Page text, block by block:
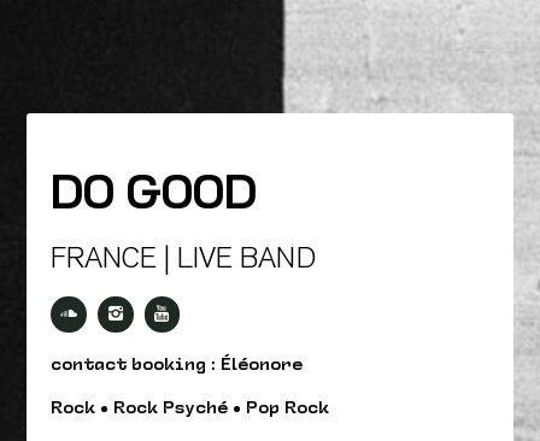
DO GOOD
FRANCE | LIVE BAND
contact booking : Éléonore
Rock • Rock Psyché • Pop Rock